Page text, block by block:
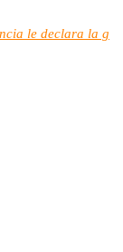
le declara la g